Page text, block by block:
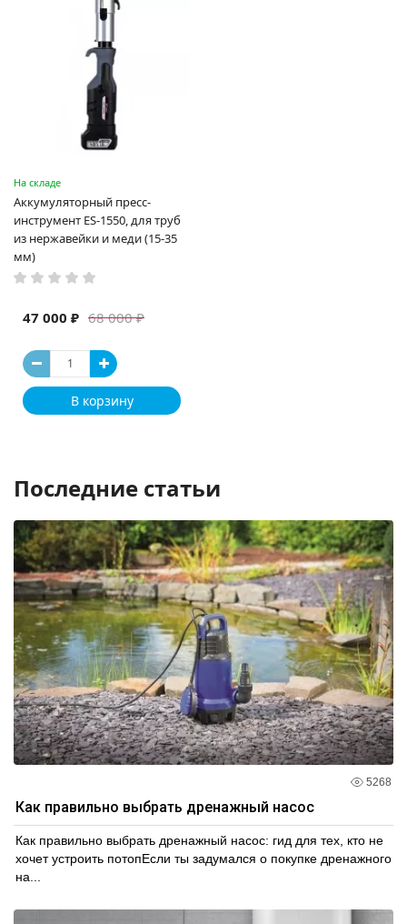
На складе
Аккумуляторный пресс-
инструмент ES-1550, для труб
из нержавейки и меди (15-35
мм)
68 000 ₽
47 000 ₽
В корзину
Последние статьи
5268
Как правильно выбрать дренажный насос
Как правильно выбрать дренажный насос: гид для тех, кто не
хочет устроить потопЕсли ты задумался о покупке дренажного
на...